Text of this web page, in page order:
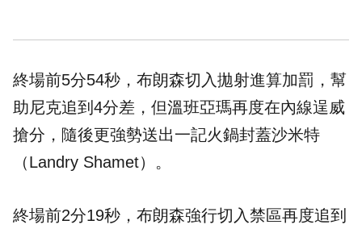
終場前5分54秒，布朗森切入拋射進算加罰，幫
助尼克追到4分差，但溫班亞瑪再度在內線逞威
搶分，隨後更強勢送出一記火鍋封蓋沙米特
（Landry Shamet）。
終場前2分19秒，布朗森強行切入禁區再度追到